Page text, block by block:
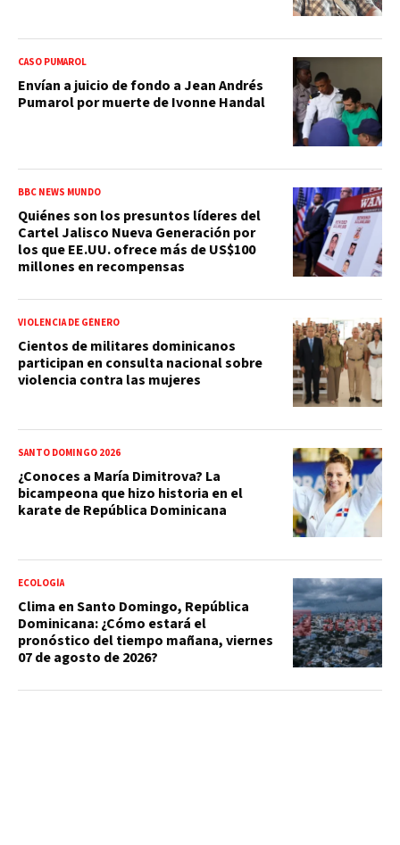
CASO PUMAROL
Envían a juicio de fondo a Jean Andrés
Pumarol por muerte de Ivonne Handal
BBC NEWS MUNDO
Quiénes son los presuntos líderes del
Cartel Jalisco Nueva Generación por
los que EE.UU. ofrece más de US$100
millones en recompensas
VIOLENCIA DE GÉNERO
Cientos de militares dominicanos
participan en consulta nacional sobre
violencia contra las mujeres
SANTO DOMINGO 2026
¿Conoces a María Dimitrova? La
bicampeona que hizo historia en el
karate de República Dominicana
ECOLOGÍA
Clima en Santo Domingo, República
Dominicana: ¿Cómo estará el
pronóstico del tiempo mañana, viernes
07 de agosto de 2026?